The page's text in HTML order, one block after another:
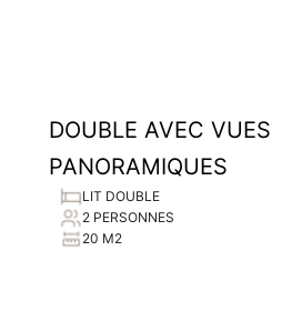
DOUBLE AVEC VUES
PANORAMIQUES
LIT DOUBLE
2 PERSONNES
20 M2